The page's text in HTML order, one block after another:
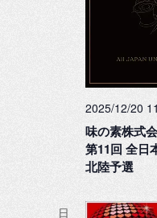
2025/12/20
味の素株式
第11回 全日
北陸予選
日